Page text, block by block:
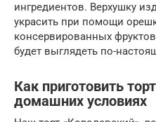
ингредиентов. Верхушку
украсить при помощи
консервированных
будет выглядеть по-
Как приготовить
домашних условиях